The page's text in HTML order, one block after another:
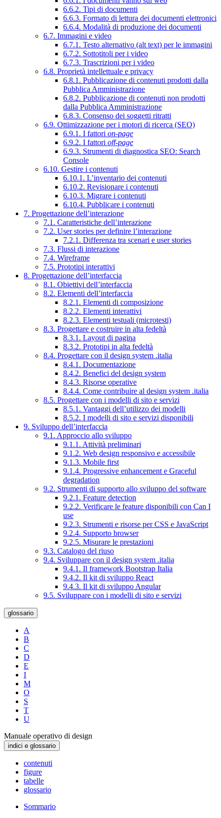
6.6.2. Tipi di documenti
6.6.3. Formato di lettura dei documenti elettronici
6.6.4. Modalità di produzione dei documenti
6.7. Immagini e video
6.7.1. Testo alternativo (alt text) per le immagini
6.7.2. Sottotitoli per i video
6.7.3. Trascrizioni per i video
6.8. Proprietà intellettuale e privacy
6.8.1. Pubblicazione di contenuti prodotti dalla
Pubblica Amministrazione
6.8.2. Pubblicazione di contenuti non prodotti
dalla Pubblica Amministrazione
6.8.3. Consenso dei soggetti ritratti
6.9. Ottimizzazione per i motori di ricerca (SEO)
6.9.1. I fattori on-page
6.9.2. I fattori off-page
6.9.3. Strumenti di diagnostica SEO: Search
Console
6.10. Gestire i contenuti
6.10.1. L’inventario dei contenuti
6.10.2. Revisionare i contenuti
6.10.3. Migrare i contenuti
6.10.4. Pubblicare i contenuti
7. Progettazione dell’interazione
7.1. Caratteristiche dell’interazione
7.2. User stories per definire l’interazione
7.2.1. Differenza tra scenari e user stories
7.3. Flussi di interazione
7.4. Wireframe
7.5. Prototipi interattivi
8. Progettazione dell’interfaccia
8.1. Obiettivi dell’interfaccia
8.2. Elementi dell’interfaccia
8.2.1. Elementi di composizione
8.2.2. Elementi interattivi
8.2.3. Elementi testuali (microtesti)
8.3. Progettare e costruire in alta fedeltà
8.3.1. Layout di pagina
8.3.2. Prototipi in alta fedeltà
8.4. Progettare con il design system .italia
8.4.1. Documentazione
8.4.2. Benefici del design system
8.4.3. Risorse operative
8.4.4. Come contribuire al design system .italia
8.5. Progettare con i modelli di sito e servizi
8.5.1. Vantaggi dell’utilizzo dei modelli
8.5.2. I modelli di sito e servizi disponibili
9. Sviluppo dell’interfaccia
9.1. Approccio allo sviluppo
9.1.1. Attività preliminari
9.1.2. Web design responsivo e accessibile
9.1.3. Mobile first
9.1.4. Progressive enhancement e Graceful
degradation
9.2. Strumenti di supporto allo sviluppo del software
9.2.1. Feature detection
9.2.2. Verificare le feature disponibili con Can I
use
9.2.3. Strumenti e risorse per CSS e JavaScript
9.2.4. Supporto browser
9.2.5. Misurare le prestazioni
9.3. Catalogo del riuso
9.4. Sviluppare con il design system .italia
9.4.1. Il framework Bootstrap Italia
9.4.2. Il kit di sviluppo React
9.4.3. Il kit di sviluppo Angular
9.5. Sviluppare con i modelli di sito e servizi
glossario
A
B
C
D
E
I
M
O
S
T
U
Manuale operativo di design
indici e glossario
contenuti
figure
tabelle
glossario
Sommario